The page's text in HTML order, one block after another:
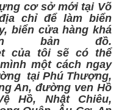
cơ sở mới tại Võ
chỉ để làm biển
biển cửa hàng khá
bản đồ.
của tôi sẽ có thể
một cách ngay
tại Phú Thượng,
An, đường ven Hồ
Hồ, Nhật Chiêu,